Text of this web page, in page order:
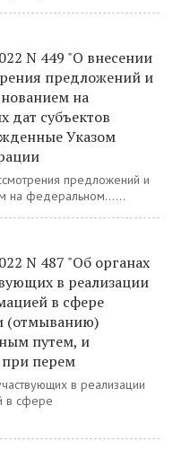
N 449 "О внесении
предложений и
на
дат субъектов
Указом
предложений и
на федеральном......
N 487 "Об органах
в реализации
в сфере
(отмыванию)
путем, и
перем
в реализации
в сфере